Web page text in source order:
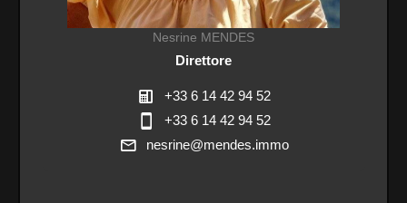
Nesrine MENDES
Direttore
+33 6 14 42 94 52
+33 6 14 42 94 52
nesrine@mendes.immo